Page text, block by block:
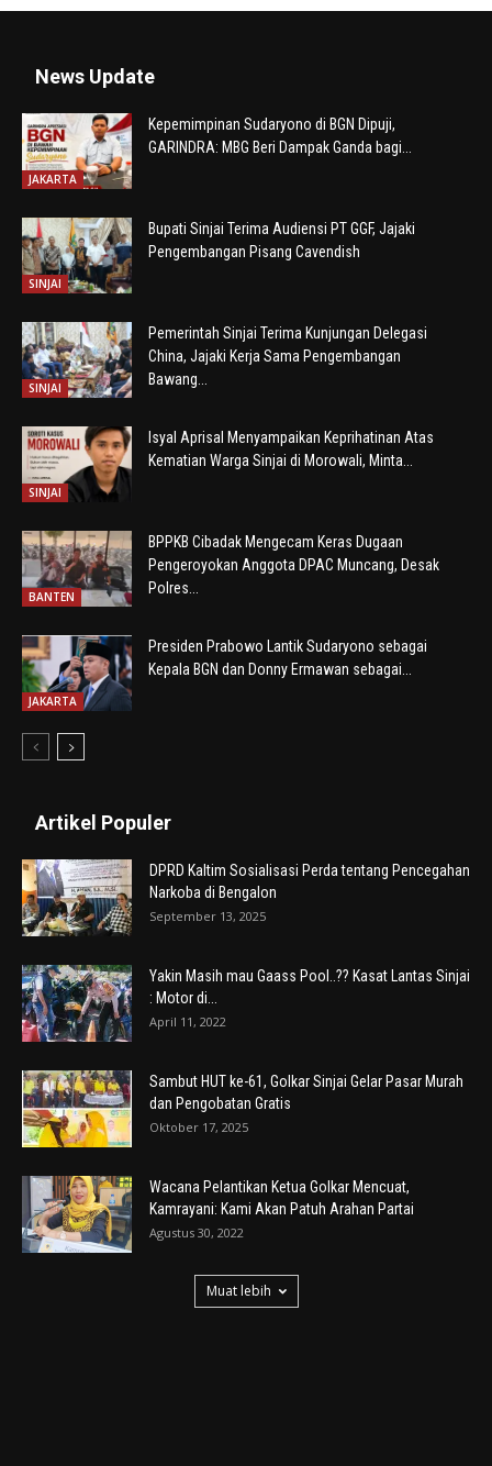
News Update
JAKARTA
Kepemimpinan Sudaryono di BGN Dipuji,
GARINDRA: MBG Beri Dampak Ganda bagi...
SINJAI
Bupati Sinjai Terima Audiensi PT GGF, Jajaki
Pengembangan Pisang Cavendish
SINJAI
Pemerintah Sinjai Terima Kunjungan Delegasi
China, Jajaki Kerja Sama Pengembangan
Bawang...
SINJAI
Isyal Aprisal Menyampaikan Keprihatinan Atas
Kematian Warga Sinjai di Morowali, Minta...
BANTEN
BPPKB Cibadak Mengecam Keras Dugaan
Pengeroyokan Anggota DPAC Muncang, Desak
Polres...
JAKARTA
Presiden Prabowo Lantik Sudaryono sebagai
Kepala BGN dan Donny Ermawan sebagai...
Artikel Populer
DPRD Kaltim Sosialisasi Perda tentang Pencegahan
Narkoba di Bengalon
September 13, 2025
Yakin Masih mau Gaass Pool..?? Kasat Lantas Sinjai
: Motor di...
April 11, 2022
Sambut HUT ke-61, Golkar Sinjai Gelar Pasar Murah
dan Pengobatan Gratis
Oktober 17, 2025
Wacana Pelantikan Ketua Golkar Mencuat,
Kamrayani: Kami Akan Patuh Arahan Partai
Agustus 30, 2022
Muat lebih